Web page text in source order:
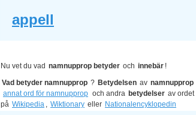
appell
Nu vet du vad namnupprop betyder och innebär !
Vad betyder namnupprop ? Betydelsen av namnupprop
annat ord för namnupprop och andra betydelser av ordet
på Wikipedia , Wiktionary eller Nationalencyklopedin